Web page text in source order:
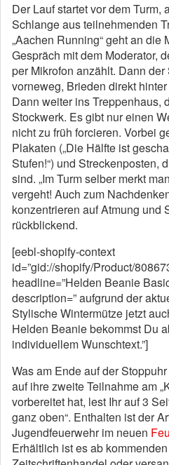
Der Lauf startet vor dem Turm,
Schlange aus teilnehmenden
„Aachen Running“ geht an die
Gespräch mit dem Moderator,
per Mikrofon anzählt. Dann
vorneweg, Brieden direkt
Dann weiter ins Treppenhaus,
Stockwerk. Es gibt nur einen
nicht zu früh forcieren. Vorbei
Plakaten („Die Hälfte ist
Stufen!“) und Streckenposten,
sind. „Im Turm selber merkt
vergeht! Auch zum
konzentrieren auf Atmung und
rückblickend.
[eebl-shopify-context
id=”gid://shopify/Product/
headline=”Helden Beanie
description=” aufgrund der
Stylische Wintermütze jetzt
Helden Beanie bekommst Du
individuellem Wunschtext.”]
Was am Ende auf der
auf ihre zweite Teilnahme am
vorbereitet hat, lest Ihr auf 3
ganz oben“. Enthalten ist der
Jugendfeuerwehr im neuen
Erhältlich ist es ab